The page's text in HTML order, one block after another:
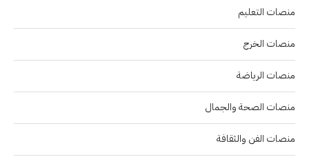
منصات التعليم
منصات الخرج
منصات الرياضة
منصات الصحة والجمال
منصات الفن والثقافة